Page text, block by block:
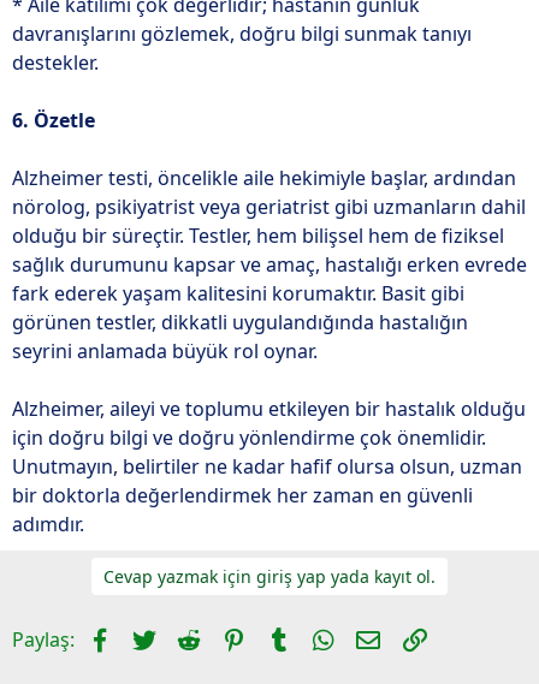
davranışlarını gözlemek, doğru bilgi sunmak tanıyı
destekler.
6. Özetle
Alzheimer testi, öncelikle aile hekimiyle başlar, ardından
nörolog, psikiyatrist veya geriatrist gibi uzmanların dahil
olduğu bir süreçtir. Testler, hem bilişsel hem de fiziksel
sağlık durumunu kapsar ve amaç, hastalığı erken evrede
fark ederek yaşam kalitesini korumaktır. Basit gibi
görünen testler, dikkatli uygulandığında hastalığın
seyrini anlamada büyük rol oynar.
Alzheimer, aileyi ve toplumu etkileyen bir hastalık olduğu
için doğru bilgi ve doğru yönlendirme çok önemlidir.
Unutmayın, belirtiler ne kadar hafif olursa olsun, uzman
bir doktorla değerlendirmek her zaman en güvenli
adımdır.
Cevap yazmak için giriş yap yada kayıt ol.
Paylaş: Facebook
TwitterReddit Pinterest
TumblrWhatsApp
E-postaLink